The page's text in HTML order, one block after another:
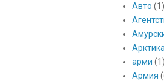
Авто (1)
арми
Армия